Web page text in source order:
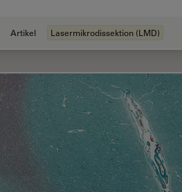
Artikel Lasermikrodissektion (LMD)